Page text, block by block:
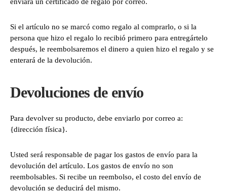
Si el artículo no se marcó como regalo al comprarlo, o si la
persona que hizo el regalo lo recibió primero para entregártelo
después, le reembolsaremos el dinero a quien hizo el regalo y se
enterará de la devolución.
Devoluciones de envío
Para devolver su producto, debe enviarlo por correo a:
{dirección física}.
Usted será responsable de pagar los gastos de envío para la
devolución del artículo. Los gastos de envío no son
reembolsables. Si recibe un reembolso, el costo del envío de
devolución se deducirá del mismo.